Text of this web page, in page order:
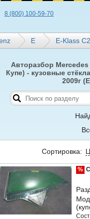
8 (800) 100-59-70
E E-Klass
Авторазбор Mercedes
Купе) - кузовные
2009г
Сортировка:
%